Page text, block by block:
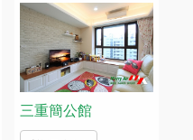
三重簡公館